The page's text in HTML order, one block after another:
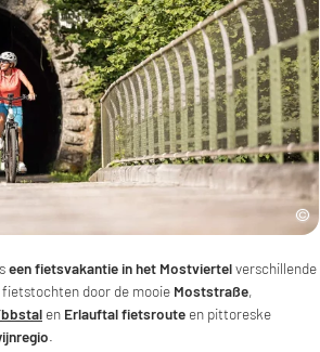
een fietsvakantie in het Mostviertelverschillende
door de mooie Moststraße,
en Erlauftal fietsroute en pittoreske
.